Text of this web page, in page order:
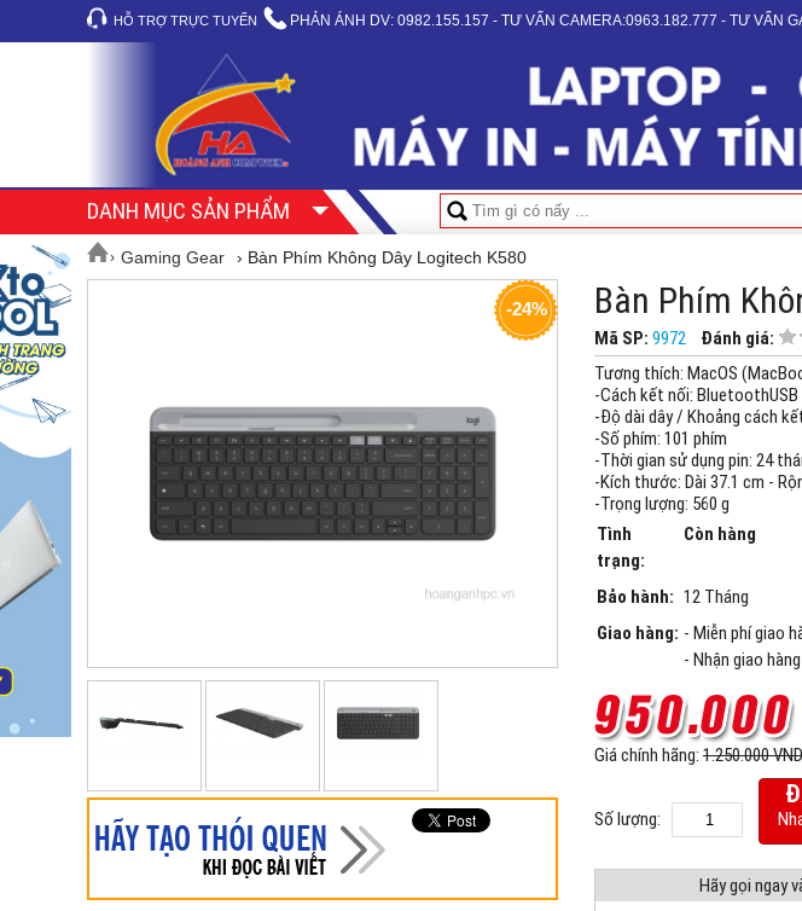
HỖ TRỢ TRỰC TUYẾN PHẢN ÁNH DV: 0982.155.157 - TƯ VẤN CAMERA:0963.182.777 - TƯ VẤN
DANH MỤC SẢN PHẨM
› Gaming Gear › Bàn Phím Không Dây Logitech K580
-24% Bàn Phím
Mã SP: 9972 Đánh giá:
Tương thích: MacOS
-Cách kết nối: BluetoothUSB
-Độ dài dây / Khoảng cách
-Số phím: 101 phím
-Thời gian sử dụng pin: 24
-Kích thước: Dài 37.1 cm -
-Trọng lượng: 560 g
Tình
trạng:
Còn hàng
Bảo hành: 12 Tháng
Giao hàng: - Miễn phí giao
- Nhận giao
Giá chính hãng: 1.250.000 VND
Số lượng:
Hãy gọi ngay